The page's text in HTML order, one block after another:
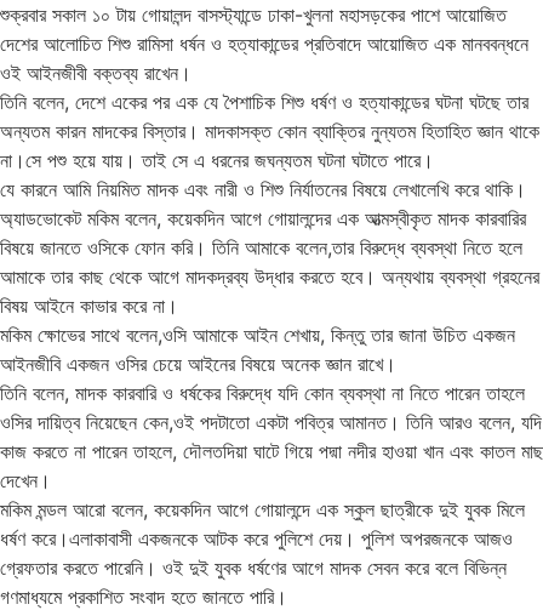
শুক্রবার সকাল ১০ টায় গোয়ালন্দ বাসস্ট্যান্ডে ঢাকা-খুলনা মহাসড়কের পাশে আয়োজিত
দেশের আলোচিত শিশু রামিসা ধর্ষন ও হত্যাকান্ডের প্রতিবাদে আয়োজিত এক মানববন্ধনে
ওই আইনজীবী বক্তব্য রাখেন।
তিনি বলেন, দেশে একের পর এক যে পৈশাচিক শিশু ধর্ষণ ও হত্যাকান্ডের ঘটনা ঘটছে তার
অন্যতম কারন মাদকের বিস্তার। মাদকাসক্ত কোন ব্যাক্তির নুন্যতম হিতাহিত জ্ঞান থাকে
না।সে পশু হয়ে যায়। তাই সে এ ধরনের জঘন্যতম ঘটনা ঘটাতে পারে।
যে কারনে আমি নিয়মিত মাদক এবং নারী ও শিশু নির্যাতনের বিষয়ে লেখালেখি করে থাকি।
অ্যাডভোকেট মকিম বলেন, কয়েকদিন আগে গোয়ালন্দের এক আত্মস্বীকৃত মাদক কারবারির
বিষয়ে জানতে ওসিকে ফোন করি। তিনি আমাকে বলেন,তার বিরুদ্ধে ব্যবস্থা নিতে হলে
আমাকে তার কাছ থেকে আগে মাদকদ্রব্য উদ্ধার করতে হবে। অন্যথায় ব্যবস্থা গ্রহনের
বিষয় আইনে কাভার করে না।
মকিম ক্ষোভের সাথে বলেন,ওসি আমাকে আইন শেখায়, কিন্তু তার জানা উচিত একজন
আইনজীবি একজন ওসির চেয়ে আইনের বিষয়ে অনেক জ্ঞান রাখে।
তিনি বলেন, মাদক কারবারি ও ধর্ষকের বিরুদ্ধে যদি কোন ব্যবস্থা না নিতে পারেন তাহলে
ওসির দায়িত্ব নিয়েছেন কেন,ওই পদটাতো একটা পবিত্র আমানত। তিনি আরও বলেন, যদি
কাজ করতে না পারেন তাহলে, দৌলতদিয়া ঘাটে গিয়ে পদ্মা নদীর হাওয়া খান এবং কাতল মাছ
দেখেন।
মকিম মন্ডল আরো বলেন, কয়েকদিন আগে গোয়ালন্দে এক স্কুল ছাত্রীকে দুই যুবক মিলে
ধর্ষণ করে।এলাকাবাসী একজনকে আটক করে পুলিশে দেয়। পুলিশ অপরজনকে আজও
গ্রেফতার করতে পারেনি। ওই দুই যুবক ধর্ষণের আগে মাদক সেবন করে বলে বিভিন্ন
গণমাধ্যমে প্রকাশিত সংবাদ হতে জানতে পারি।